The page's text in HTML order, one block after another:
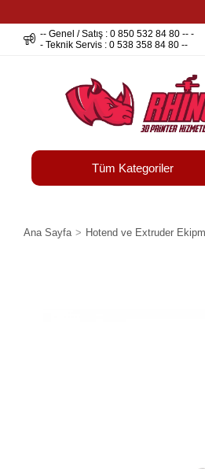
-- Genel / Satış : 0 850 532 84 80 -- -
- Teknik Servis : 0 538 358 84 80 --
Tüm Kategoriler
Ana Sayfa Hotend ve Extruder